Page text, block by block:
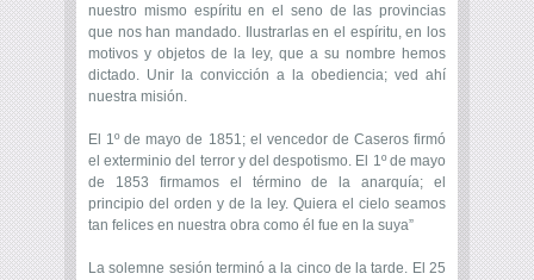
nuestro mismo espíritu en el seno de las provincias
que nos han mandado. Ilustrarlas en el espíritu, en los
motivos y objetos de la ley, que a su nombre hemos
dictado. Unir la convicción a la obediencia; ved ahí
nuestra misión.
El 1º de mayo de 1851; el vencedor de Caseros firmó
el exterminio del terror y del despotismo. El 1º de mayo
de 1853 firmamos el término de la anarquía; el
principio del orden y de la ley. Quiera el cielo seamos
tan felices en nuestra obra como él fue en la suya”
La solemne sesión terminó a la cinco de la tarde. El 25